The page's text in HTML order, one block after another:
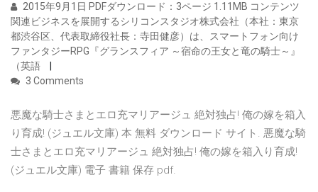
2015年9月1日 PDFダウンロード：3ページ 1.11MB コンテンツ
関連ビジネスを展開するシリコンスタジオ株式会社（本社：東京
都渋谷区、代表取締役社長：寺田健彦）は、スマートフォン向け
ファンタジーRPG『グランスフィア ～宿命の王女と竜の騎士～』
（英語
3 Comments
悪魔な騎士さまとエロ充マリアージュ 絶対独占! 俺の嫁を箱入
り育成! (ジュエル文庫) 本 無料 ダウンロード サイト. 悪魔な騎
士さまとエロ充マリアージュ 絶対独占! 俺の嫁を箱入り育成!
(ジュエル文庫) 電子 書籍 保存 pdf.